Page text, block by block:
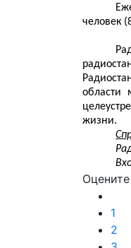
человек
области
жизни.
1
2